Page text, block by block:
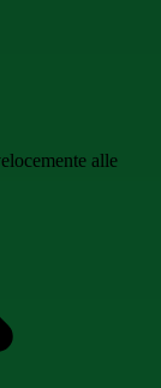
alle